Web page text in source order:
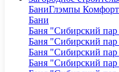
БаниГлэмпы Комфорт
Бани
Баня "Сибирский пар
Баня "Сибирский пар
Баня "Сибирский пар
Баня "Сибирский пар